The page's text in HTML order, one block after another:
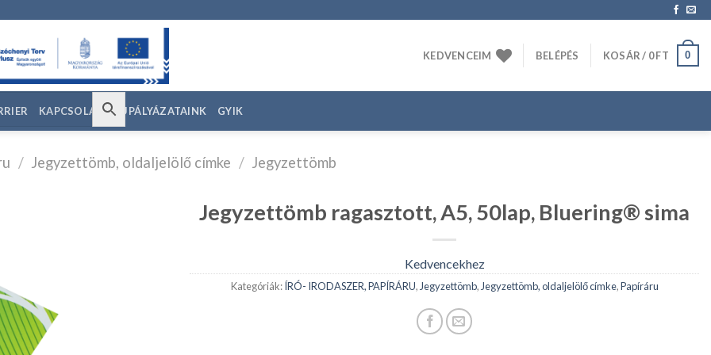
KEDVENCEIM BELÉPÉS KOSÁR / 0FT 0
KAPCSOLAT EU PÁLYÁZATAINK GYIK
/ Jegyzettömb, oldaljelölő címke / Jegyzettömb
Jegyzettömb ragasztott, A5, 50lap, Bluering® sima
Kedvencekhez
Kategóriák: ÍRÓ- IRODASZER, PAPÍRÁRU, Jegyzettömb, Jegyzettömb, oldaljelölő címke,Papíráru